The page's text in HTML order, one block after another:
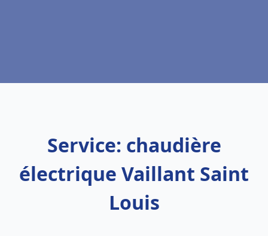
Service: chaudière
électrique Vaillant Saint
Louis